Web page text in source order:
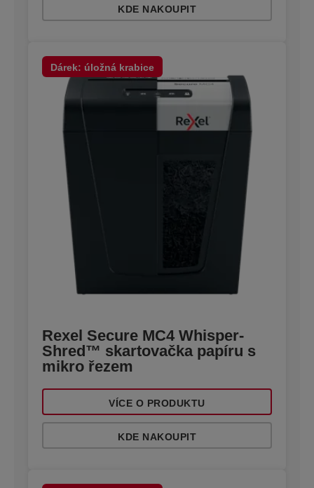
KDE NAKOUPIT
Dárek: úložná krabice
Rexel Secure MC4 Whisper-
Shred™ skartovačka papíru s
mikro řezem
VÍCE O PRODUKTU
KDE NAKOUPIT